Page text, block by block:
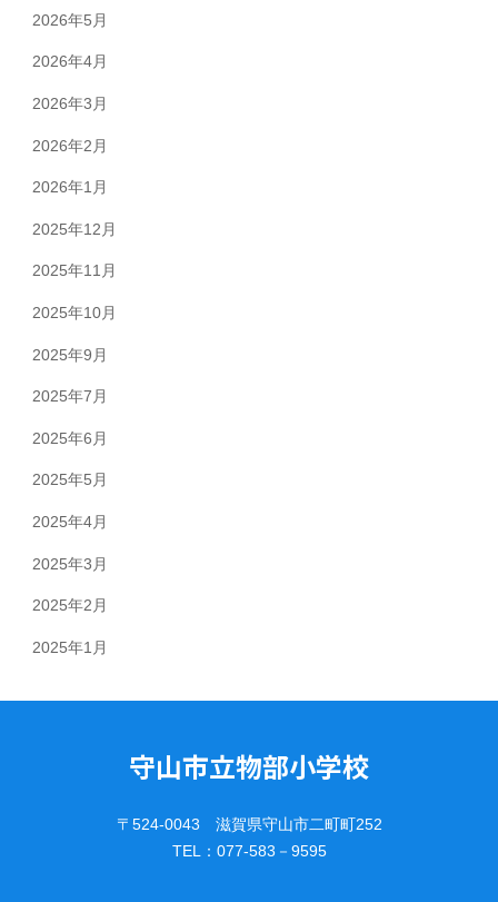
2026年5月
2026年4月
2026年3月
2026年2月
2026年1月
2025年12月
2025年11月
2025年10月
2025年9月
2025年7月
2025年6月
2025年5月
2025年4月
2025年3月
2025年2月
2025年1月
守山市立物部小学校
〒524-0043 滋賀県守山市二町町252
TEL：077-583－9595